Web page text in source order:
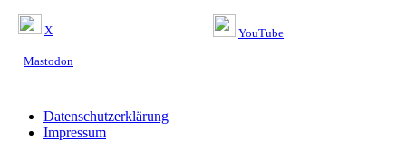
X
Mastodon
YouTube
Datenschutzerklärung
Impressum